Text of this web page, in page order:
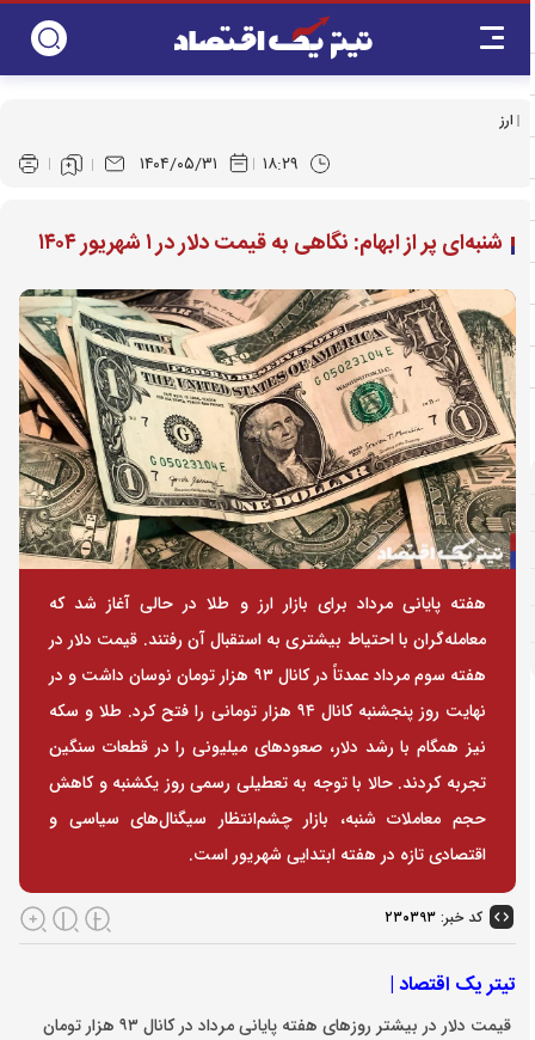
ارز
۱۴۰۴/۰۵/۳۱ ۱۸:۲۹
شنبه‌ای پر از ابهام: نگاهی به قیمت دلار در ۱ شهریور ۱۴۰۴
هفته پایانی مرداد برای بازار ارز و طلا در حالی آغاز شد که
معامله‌گران با احتیاط بیشتری به استقبال آن رفتند. قیمت دلار در
هفته سوم مرداد عمدتاً در کانال ۹۳ هزار تومان نوسان داشت و در
نهایت روز پنجشنبه کانال ۹۴ هزار تومانی را فتح کرد. طلا و سکه
نیز همگام با رشد دلار، صعودهای میلیونی را در قطعات سنگین
تجربه کردند. حالا با توجه به تعطیلی رسمی روز یکشنبه و کاهش
حجم معاملات شنبه، بازار چشم‌انتظار سیگنال‌های سیاسی و
اقتصادی تازه در هفته ابتدایی شهریور است.
کد خبر: ۲۳۰۳۹۳
تیتر یک اقتصاد |
قیمت دلار در بیشتر روزهای هفته پایانی مرداد در کانال ۹۳ هزار تومان